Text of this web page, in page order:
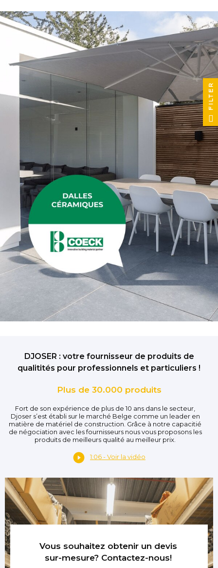
DJOSER : votre fournisseur de produits de
qualitités pour professionnels et particuliers !
Plus de 30.000 produits
Fort de son expérience de plus de 10 ans dans le secteur,
Djoser s’est établi sur le marché Belge comme un leader en
matière de matériel de construction. Grâce à notre capacitié
de négociation avec les fournisseurs nous vous proposons les
produits de meilleurs qualité au meilleur prix.
1:06 - Voir la vidéo
Vous souhaitez obtenir un devis
sur-mesure? Contactez-nous!
FILTER